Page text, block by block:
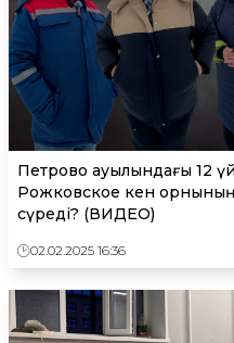
Петрово ауылындағы 12
Рожковское кен
сүреді? (ВИДЕО)
02.02.2025 16:36